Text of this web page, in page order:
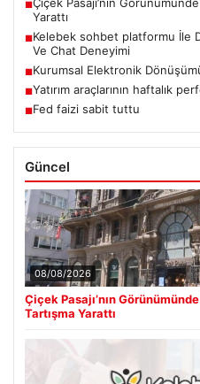
■
Yarattı
■Kelebek sohbet platformu İle
Ve Chat Deneyimi
■Kurumsal Elektronik
■Yatırım araçlarının haftalık
■Fed faizi sabit tuttu
Güncel
08/08/2026
Çiçek Pasajı’nın
Tartışma Yarattı